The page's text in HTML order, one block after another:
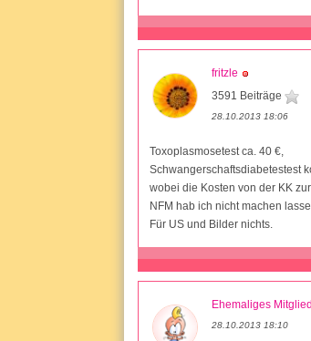
fritzle
3591 Beiträge
28.10.2013 18:06
Toxoplasmosetest ca. 40 €,
Schwangerschaftsdiabetestest
wobei die Kosten von der KK
NFM hab ich nicht machen
Für US und Bilder nichts.
Ehemaliges Mitglied
28.10.2013 18:10